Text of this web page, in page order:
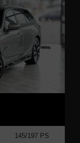
145/197 PS